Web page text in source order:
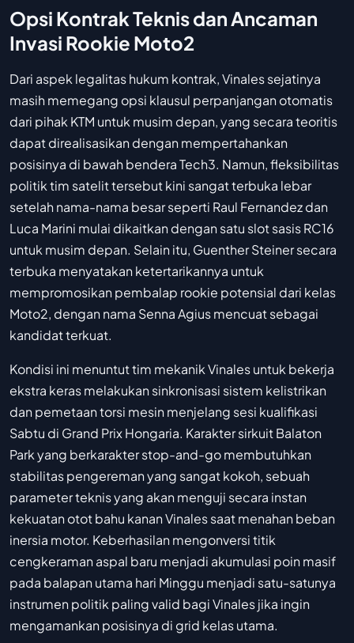
Opsi Kontrak Teknis dan Ancaman
Invasi Rookie Moto2
Dari aspek legalitas hukum kontrak, Vinales sejatinya
masih memegang opsi klausul perpanjangan otomatis
dari pihak KTM untuk musim depan, yang secara teoritis
dapat direalisasikan dengan mempertahankan
posisinya di bawah bendera Tech3. Namun, fleksibilitas
politik tim satelit tersebut kini sangat terbuka lebar
setelah nama-nama besar seperti Raul Fernandez dan
Luca Marini mulai dikaitkan dengan satu slot sasis RC16
untuk musim depan. Selain itu, Guenther Steiner secara
terbuka menyatakan ketertarikannya untuk
mempromosikan pembalap rookie potensial dari kelas
Moto2, dengan nama Senna Agius mencuat sebagai
kandidat terkuat.
Kondisi ini menuntut tim mekanik Vinales untuk bekerja
ekstra keras melakukan sinkronisasi sistem kelistrikan
dan pemetaan torsi mesin menjelang sesi kualifikasi
Sabtu di Grand Prix Hongaria. Karakter sirkuit Balaton
Park yang berkarakter stop-and-go membutuhkan
stabilitas pengereman yang sangat kokoh, sebuah
parameter teknis yang akan menguji secara instan
kekuatan otot bahu kanan Vinales saat menahan beban
inersia motor. Keberhasilan mengonversi titik
cengkeraman aspal baru menjadi akumulasi poin masif
pada balapan utama hari Minggu menjadi satu-satunya
instrumen politik paling valid bagi Vinales jika ingin
mengamankan posisinya di grid kelas utama.